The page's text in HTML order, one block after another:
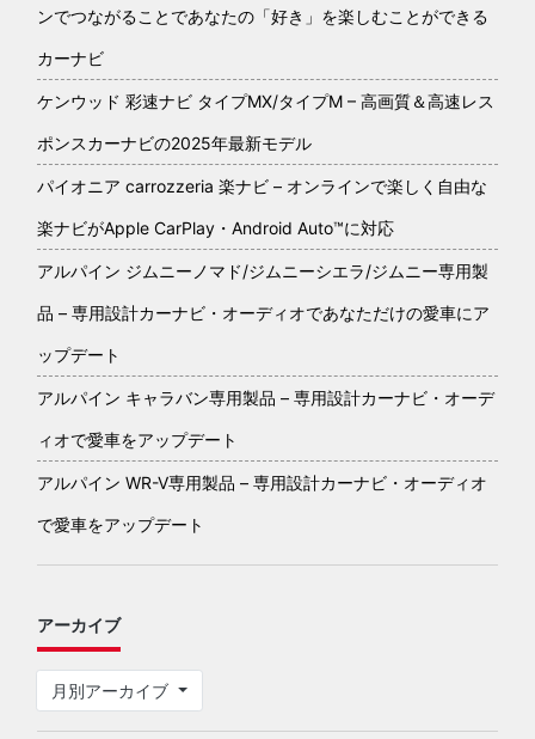
ンでつながることであなたの「好き」を楽しむことができる
カーナビ
ケンウッド 彩速ナビ タイプMX/タイプM – 高画質＆高速レス
ポンスカーナビの2025年最新モデル
パイオニア carrozzeria 楽ナビ – オンラインで楽しく自由な
楽ナビがApple CarPlay・Android Auto™に対応
アルパイン ジムニーノマド/ジムニーシエラ/ジムニー専用製
品 – 専用設計カーナビ・オーディオであなただけの愛車にア
ップデート
アルパイン キャラバン専用製品 – 専用設計カーナビ・オーデ
ィオで愛車をアップデート
アルパイン WR-V専用製品 – 専用設計カーナビ・オーディオ
で愛車をアップデート
アーカイブ
月別アーカイブ